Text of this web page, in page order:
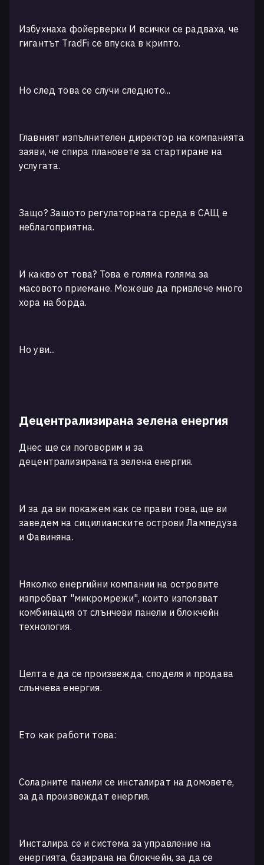
Избухнаха фойерверки И всички се радваха, че
гигантът TradFi се впуска в крипто.
Но след това се случи следното...
Главният изпълнителен директор на компанията
заяви, че спира плановете за стартиране на
услугата.
Защо? Защото регулаторната среда в САЩ е
неблагоприятна.
И какво от това? Това е голяма голяма за
масовото приемане. Можеше да привлече много
хора на борда.
Но уви...
Децентрализирана зелена енергия
Днес ще си поговорим и за
децентрализираната зелена енергия.
И за да ви покажем как се прави това, ще ви
заведем на сицилианските острови Лампедуза
и Фавиняна.
Няколко енергийни компании на островите
изпробват "микромрежи", които използват
комбинация от слънчеви панели и блокчейн
технология.
Целта е да се произвежда, споделя и продава
слънчева енергия.
Ето как работи това:
Соларните панели се инсталират на домовете,
за да произвеждат енергия.
Инсталира се и система за управление на
енергията, базирана на блокчейн, за да се